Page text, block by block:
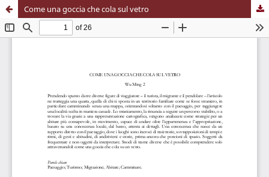
Come una goccia che cola sul vetro